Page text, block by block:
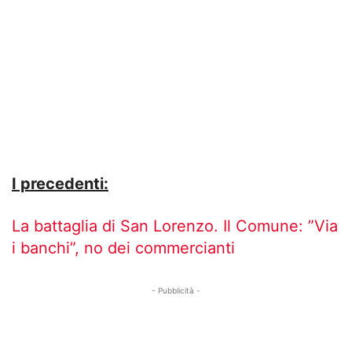
I precedenti:
La battaglia di San Lorenzo. Il Comune: ”Via
i banchi”, no dei commercianti
- Pubblicità -